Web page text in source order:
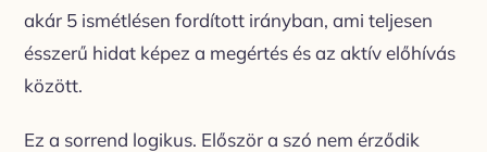
akár 5 ismétlésen fordított irányban, ami teljesen
ésszerű hidat képez a megértés és az aktív előhívás
között.
Ez a sorrend logikus. Először a szó nem érződik